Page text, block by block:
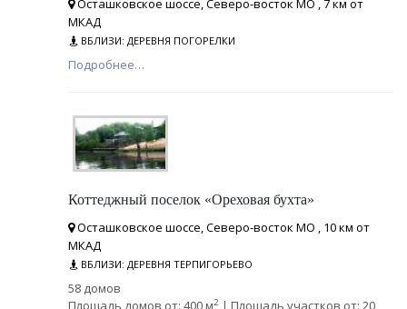
Осташковское шоссе, Северо-восток МО , 7 км от
МКАД
ВБЛИЗИ: ДЕРЕВНЯ ПОГОРЕЛКИ
Подробнее…
Коттеджный поселок «Ореховая бухта»
Осташковское шоссе, Северо-восток МО , 10 км от
МКАД
ВБЛИЗИ: ДЕРЕВНЯ ТЕРПИГОРЬЕВО
58 домов
Площадь домов от: 400 м2 | Площадь участков от: 20